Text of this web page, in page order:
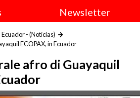
Newsletter
Ecuador - (Noticias)
ECOPAX, in Ecuador
afro di Guayaquil